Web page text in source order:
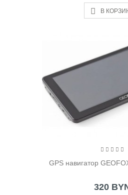
В
GPS навигатор
320